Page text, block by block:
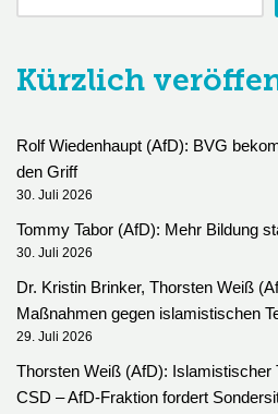
Kürzlich
Rolf Wiedenhaupt (AfD): BVG
den Griff
30. Juli 2026
Tommy Tabor (AfD): Mehr Bildung
30. Juli 2026
Dr. Kristin Brinker, Thorsten Weiß
Maßnahmen gegen islamistischen
29. Juli 2026
Thorsten Weiß (AfD): Islamistischer
CSD – AfD-Fraktion fordert